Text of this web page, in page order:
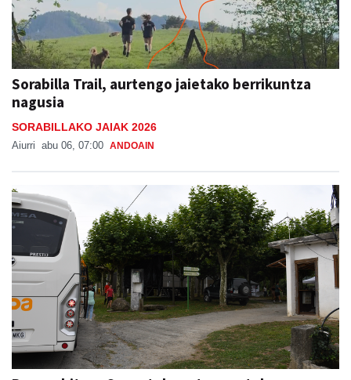
Sorabilla Trail, aurtengo jaietako berrikuntza
nagusia
SORABILLAKO JAIAK 2026
Aiurri abu 06, 07:00 ANDOAIN